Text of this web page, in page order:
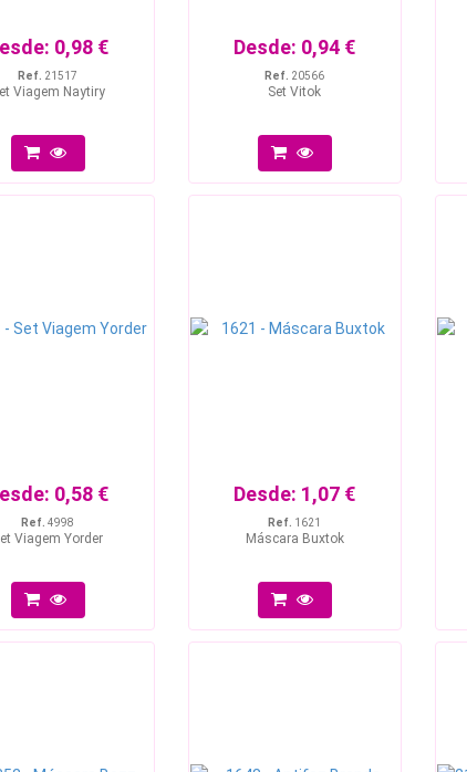
0,98 €
Ref. 21517
Viagem Naytiry
Desde: 0,94 €
Ref. 20566
Set Vitok
0,58 €
Ref. 4998
Viagem Yorder
Desde: 1,07 €
Ref. 1621
Máscara Buxtok